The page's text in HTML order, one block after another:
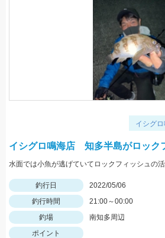
イシグ
イシグロ鳴海店 知多半島がロック
水面では小魚が逃げていてロックフィッシュの
釣行日
2022/05/06
釣行時間
21:00～00:00
釣場
南知多周辺
ポイント